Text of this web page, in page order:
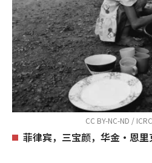
CC BY-NC-ND /
菲律宾，三宝颜，华金•恩里